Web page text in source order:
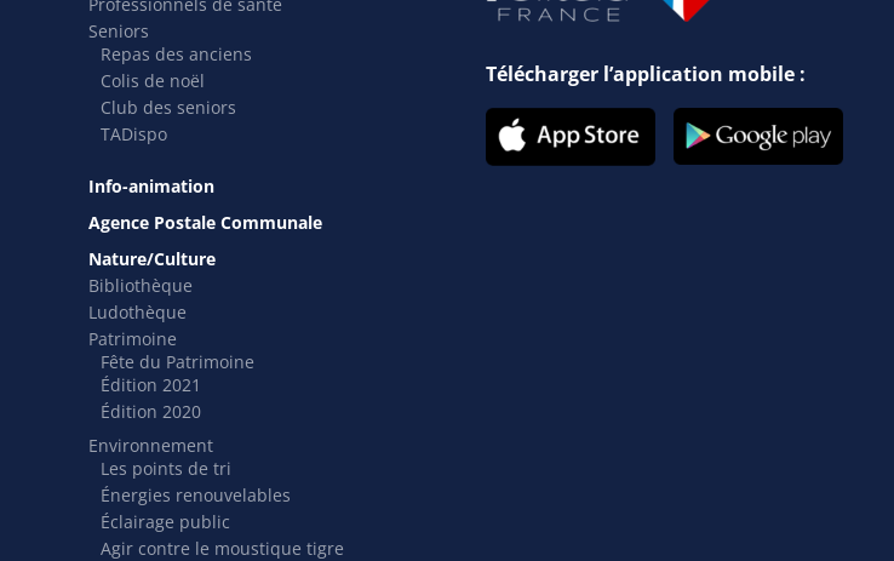
Seniors
Repas des anciens
Colis de noël
Club des seniors
TADispo
Info-animation
Agence Postale Communale
Nature/Culture
Bibliothèque
Ludothèque
Patrimoine
Fête du Patrimoine
Édition 2021
Édition 2020
Environnement
Les points de tri
Énergies renouvelables
Éclairage public
Agir contre le moustique tigre
Télécharger l’application mobile :